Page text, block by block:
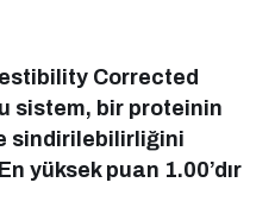
Corrected
sistem, bir proteinin
sindirilebilirliğini
yüksek puan 1.00’dır